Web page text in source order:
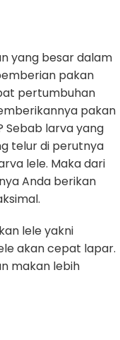
yang besar dalam
pakan
pertumbuhan
pakan
Sebab larva yang
telur di perutnya
lele. Maka dari
Anda berikan
lele yakni
akan cepat lapar.
makan lebih